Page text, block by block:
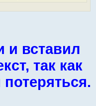
и вставил
так как
потеряться.